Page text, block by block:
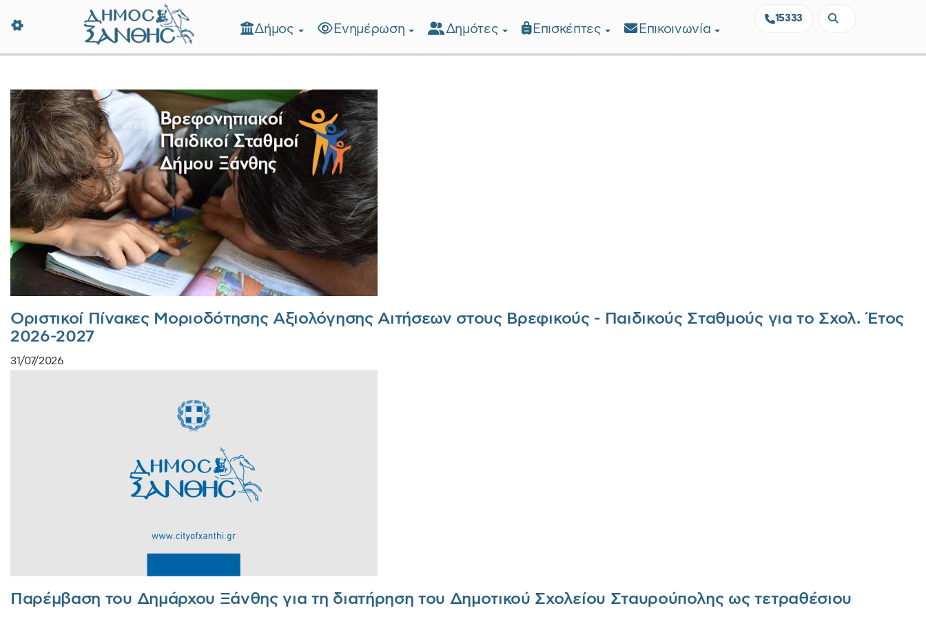
Δήμος Ξάνθης - Επίσημη Ιστοσελίδα
15333
Δήμος Ενημέρωση Δημότες Επισκέπτες Επικοινωνία
Οριστικοί Πίνακες Μοριοδότησης Αξιολόγησης Αιτήσεων στους Βρεφικούς - Παιδικούς Σταθμούς για το Σχολ. Έτος
2026-2027
31/07/2026
Παρέμβαση του Δημάρχου Ξάνθης για τη διατήρηση του Δημοτικού Σχολείου Σταυρούπολης ως τετραθέσιου